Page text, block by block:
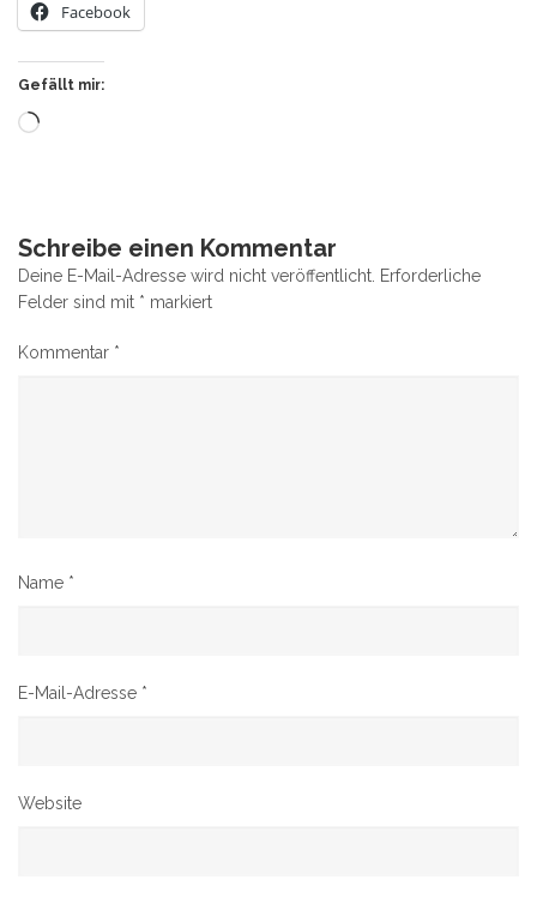
Facebook
Gefällt mir:
Wird
Schreibe einen Kommentar
Deine E-Mail-Adresse wird nicht veröffentlicht. Erforderliche
Felder sind mit * markiert
Kommentar *
Name *
E-Mail-Adresse *
Website